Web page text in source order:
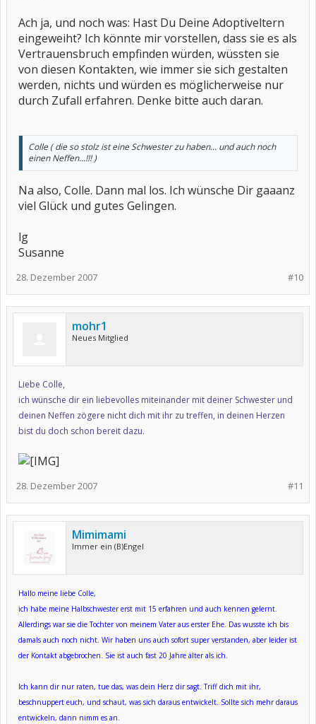
Ach ja, und noch was: Hast Du Deine Adoptiveltern
eingeweiht? Ich könnte mir vorstellen, dass sie es als
Vertrauensbruch empfinden würden, wüssten sie
von diesen Kontakten, wie immer sie sich gestalten
werden, nichts und würden es möglicherweise nur
durch Zufall erfahren. Denke bitte auch daran.
Colle ( die so stolz ist eine Schwester zu haben... und auch noch
einen Neffen...!!! )
Na also, Colle. Dann mal los. Ich wünsche Dir gaaanz
viel Glück und gutes Gelingen.
lg
Susanne
#10
28. Dezember 2007
mohr1
Neues Mitglied
Liebe Colle,
ich wünsche dir ein liebevolles miteinander mit deiner Schwester und
deinen Neffen zögere nicht dich mit ihr zu treffen, in deinen Herzen
bist du doch schon bereit dazu.
#11
28. Dezember 2007
Mimimami
Immer ein (B)Engel
Hallo meine liebe Colle,
ich habe meine Halbschwester erst mit 15 erfahren und auch kennen gelernt.
Allerdings war sie die Tochter von meinem Vater aus erster Ehe. Das wusste ich bis
damals auch noch nicht. Wir haben uns auch sofort super verstanden, aber leider ist
der Kontakt abgebrochen. Sie ist auch fast 20 Jahre älter als ich.
Ich kann dir nur raten, tue das, was dein Herz dir sagt. Triff dich mit ihr,
beschnuppert euch, und schaut, was sich daraus entwickelt. Sollte sich mehr daraus
entwickeln, dann nimm es an.